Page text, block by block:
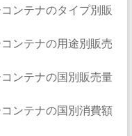
ンテナのタイプ別販
ンテナの用途別販売
ンテナの国別販売量
ンテナの国別消費額